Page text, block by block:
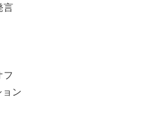
言
フ
ョン